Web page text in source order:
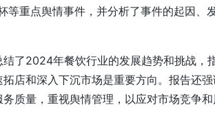
等重点舆情事件，并分析了事件的起因、
结了2024年餐饮行业的发展趋势和挑战，
店和深入下沉市场是重要方向。报告还
质量，重视舆情管理，以应对市场竞争